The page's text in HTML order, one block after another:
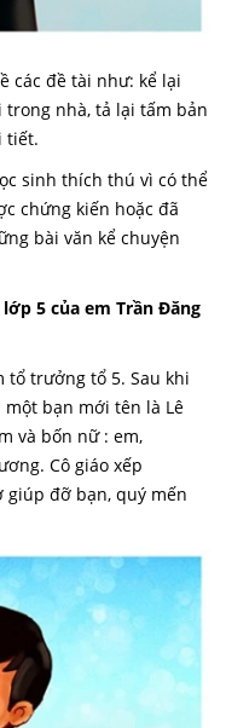
các đề tài như: kể lại
nhà, tả lại tấm bản
tiết.
sinh thích thú vì có thể
chứng kiến hoặc đã
bài văn kể chuyện
5 của em Trần Đăng
tổ trưởng tổ 5. Sau khi
bạn mới tên là Lê
và bốn nữ : em,
Cô giáo xếp
giúp đỡ bạn, quý mến